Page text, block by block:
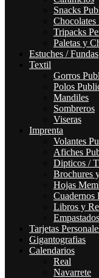
Snacks
Tripacks
Paletas y
Estuches / Fundas
Textil
Gorros
Polos
Mandiles
Sombreros
Viseras
Imprenta
Volantes
Afiches
Dipticos /
Brochures
Hojas
Cuadernos
Libros y
Tarjetas
Gigantografias
Calendarios
Real
Navarrete